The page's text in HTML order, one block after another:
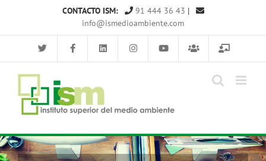
CONTACTO ISM: 91 444 36 43 |
info@ismedioambiente.com